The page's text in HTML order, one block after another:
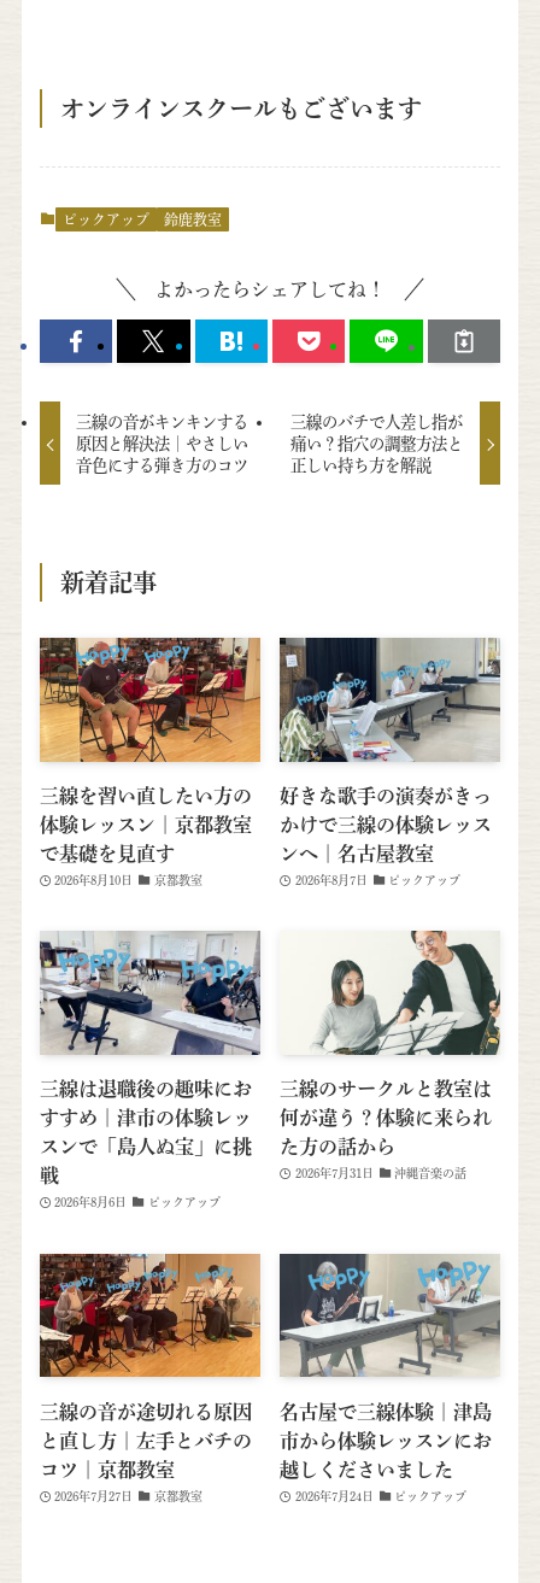
オンラインスクールもございます
ピックアップ 鈴鹿教室
よかったらシェアしてね！
三線の音がキンキンする
原因と解決法｜やさしい
音色にする弾き方のコツ
三線のバチで人差し指が
痛い？指穴の調整方法と
正しい持ち方を解説
新着記事
三線を習い直したい方の
体験レッスン｜京都教室
で基礎を見直す
2026年8月10日 京都教室
好きな歌手の演奏がきっ
かけで三線の体験レッス
ンへ｜名古屋教室
2026年8月7日 ピックアップ
三線は退職後の趣味にお
すすめ｜津市の体験レッ
スンで「島人ぬ宝」に挑
戦
2026年8月6日 ピックアップ
三線のサークルと教室は
何が違う？体験に来られ
た方の話から
2026年7月31日 沖縄音楽の話
三線の音が途切れる原因
と直し方｜左手とバチの
コツ｜京都教室
2026年7月27日 京都教室
名古屋で三線体験｜津島
市から体験レッスンにお
越しくださいました
2026年7月24日 ピックアップ